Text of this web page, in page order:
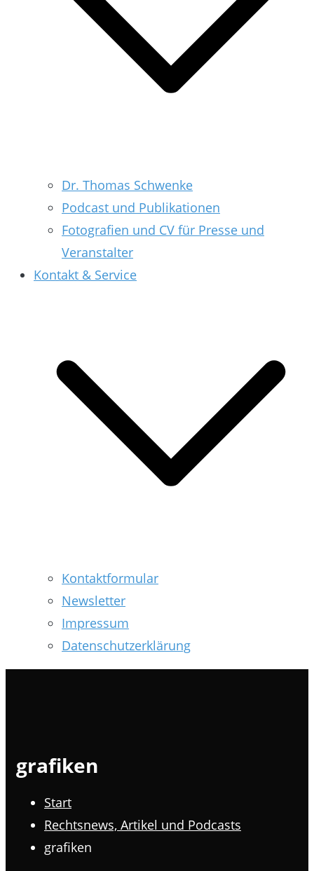
Dr. Thomas Schwenke
Podcast und Publikationen
Fotografien und CV für Presse und
Veranstalter
Kontakt & Service
Kontaktformular
Newsletter
Impressum
Datenschutzerklärung
grafiken
Start
Rechtsnews, Artikel und Podcasts
grafiken